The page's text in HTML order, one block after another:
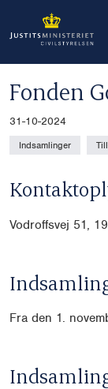
Fonden
31-10-2024
Indsamlinger
Vodroffsvej 51,
Fra den 1.